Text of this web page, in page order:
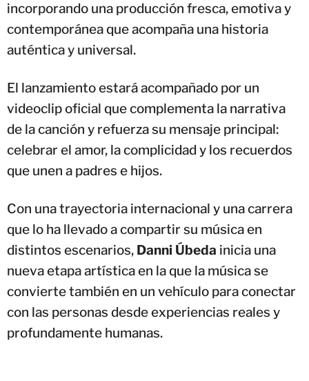
incorporando una producción fresca, emotiva y
contemporánea que acompaña una historia
auténtica y universal.
El lanzamiento estará acompañado por un
videoclip oficial que complementa la narrativa
de la canción y refuerza su mensaje principal:
celebrar el amor, la complicidad y los recuerdos
que unen a padres e hijos.
Con una trayectoria internacional y una carrera
que lo ha llevado a compartir su música en
distintos escenarios, Danni Úbeda inicia una
nueva etapa artística en la que la música se
convierte también en un vehículo para conectar
con las personas desde experiencias reales y
profundamente humanas.